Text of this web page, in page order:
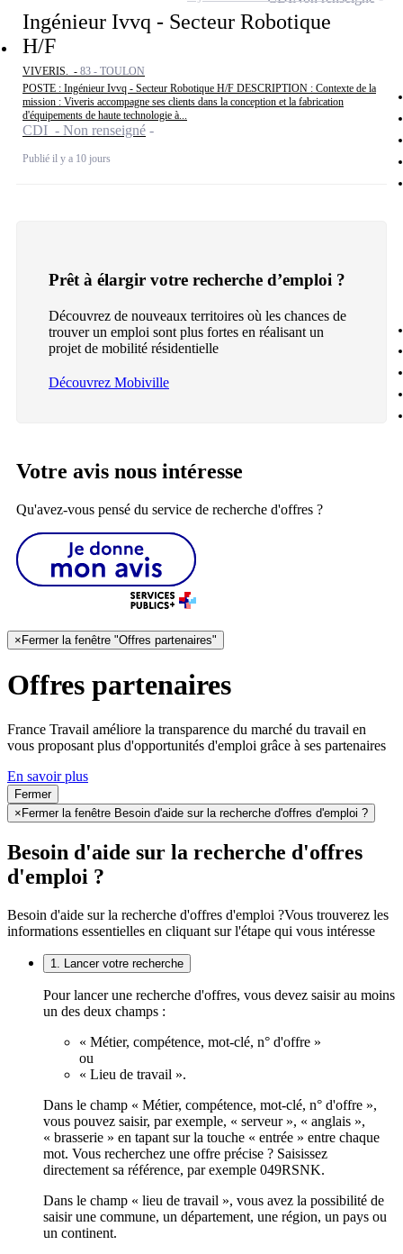
Ingénieur Ivvq - Secteur Robotique
H/F
VIVERIS. - 83 - TOULON
POSTE : Ingénieur Ivvq - Secteur Robotique H/F DESCRIPTION : Contexte de la
mission : Viveris accompagne ses clients dans la conception et la fabrication
d'équipements de haute technologie à...
CDI - Non renseigné
Publié il y a 10 jours
Prêt à élargir votre recherche d’emploi ?
Découvrez de nouveaux territoires où les chances de
trouver un emploi sont plus fortes en réalisant un
projet de mobilité résidentielle
Découvrez Mobiville
Votre avis nous intéresse
Qu'avez-vous pensé du service de recherche d'offres ?
× Fermer la fenêtre "Offres partenaires"
Offres partenaires
France Travail améliore la transparence du marché du travail en
vous proposant plus d'opportunités d'emploi grâce à ses partenaires
En savoir plus
Fermer
× Fermer la fenêtre Besoin d'aide sur la recherche d'offres d'emploi ?
Besoin d'aide sur la recherche d'offres
d'emploi ?
Besoin d'aide sur la recherche d'offres d'emploi ?Vous trouverez les
informations essentielles en cliquant sur l'étape qui vous intéresse
1. Lancer votre recherche
Pour lancer une recherche d'offres, vous devez saisir au moins
un des deux champs :
« Métier, compétence, mot-clé, n° d'offre »
ou
« Lieu de travail ».
Dans le champ « Métier, compétence, mot-clé, n° d'offre »,
vous pouvez saisir, par exemple, « serveur », « anglais »,
« brasserie » en tapant sur la touche « entrée » entre chaque
mot. Vous recherchez une offre précise ? Saisissez
directement sa référence, par exemple 049RSNK.
Dans le champ « lieu de travail », vous avez la possibilité de
saisir une commune, un département, une région, un pays ou
un continent.